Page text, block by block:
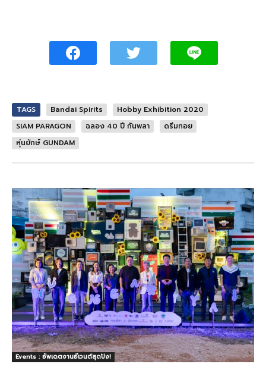
TAGS Bandai Spirits
Hobby Exhibition 2020
SIAM PARAGON
ฉลอง 40 ปี กันพลา
ดรีมทอย
หุ่นยักษ์ GUNDAM
Events : อัพเดตงานอีเวนต์สุดปัง!